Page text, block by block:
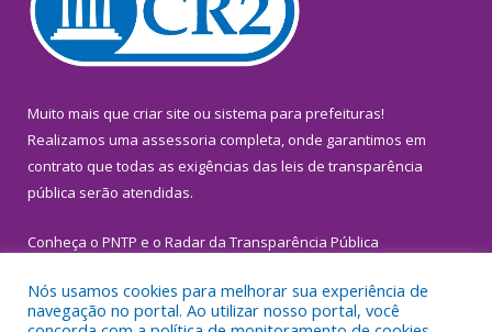
Muito mais que criar site ou sistema para prefeituras!
Realizamos uma assessoria completa, onde garantimos em
contrato que todas as exigências das leis de transparência
pública serão atendidas.
Conheça o PNTP e o Radar da Transparência Pública
Nós usamos cookies para melhorar sua experiência de
navegação no portal. Ao utilizar nosso portal, você